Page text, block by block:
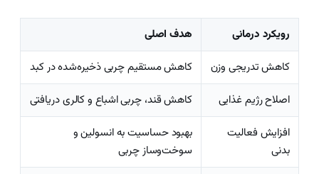
رویکرد درمانی
هدف اصلی
کاهش تدریجی وزن
کاهش مستقیم چربی ذخیره‌شده در کبد
اصلاح رژیم غذایی
کاهش قند، چربی اشباع و کالری دریافتی
افزایش فعالیت
بدنی
بهبود حساسیت به انسولین و
سوخت‌وساز چربی